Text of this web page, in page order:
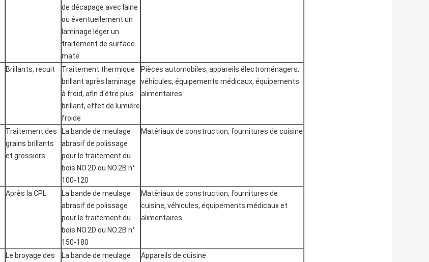
de décapage avec laine
ou éventuellement un
laminage léger un
traitement de surface
mate
Brillants, recuit
Traitement thermique
brillant après laminage
à froid, afin d'être plus
brillant, effet de lumière
froide
Pièces automobiles, appareils électroménagers,
véhicules, équipements médicaux, équipements
alimentaires
Traitement des
grains brillants
et grossiers
La bande de meulage
abrasif de polissage
pour le traitement du
bois NO.2D ou NO.2B n°
100-120
Matériaux de construction, fournitures de cuisine
Après la CPL
La bande de meulage
abrasif de polissage
pour le traitement du
bois NO.2D ou NO.2B n°
150-180
Matériaux de construction, fournitures de
cuisine, véhicules, équipements médicaux et
alimentaires
Le broyage des
La bande de meulage
Appareils de cuisine